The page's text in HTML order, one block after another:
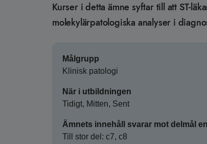
Kurser i detta ämne syftar till att ST-
molekylärpatologiska analyser i
Målgrupp
Klinisk patologi
När i utbildningen
Tidigt, Mitten, Sent
Ämnets innehåll svarar mot delmål
Till stor del: c7, c8